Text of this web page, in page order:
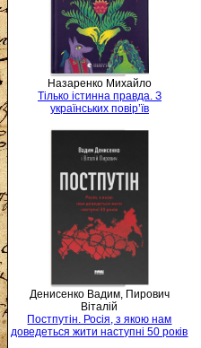
Назаренко Михайло
Тілько істинна правда. З
українських повір’їв
Денисенко Вадим, Пирович
Віталій
Постпутін. Росія, з якою нам
доведеться жити наступні 50 років